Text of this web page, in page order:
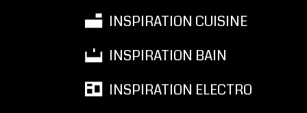
INSPIRATION CUISINE
INSPIRATION BAIN
INSPIRATION ELECTRO